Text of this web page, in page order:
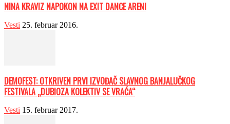
NINA KRAVIZ NAPOKON NA EXIT DANCE ARENI
Vesti 25. februar 2016.
DEMOFEST: OTKRIVEN PRVI IZVOĐAČ SLAVNOG BANJALUČKOG
FESTIVALA „DUBIOZA KOLEKTIV SE VRAĆA“
Vesti 15. februar 2017.